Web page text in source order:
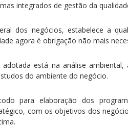
integrados de gestão da
dos negócios, estabelece a
agora é obrigação não mais
adotada está na análise
do ambiente do negócio.
para elaboração dos
com os objetivos dos